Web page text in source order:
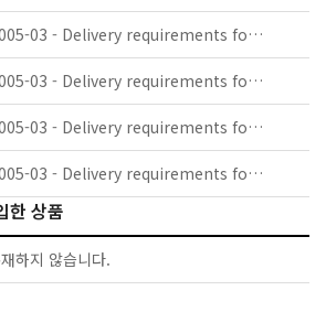
DIN EN 10163-3:2005-03 - Delivery requirements for surface condition of hot-rolled steel plates, wide flats and sections - Part 3: Sections; German version EN 10163-3:2004
DIN EN 10163-1:2005-03 - Delivery requirements for surface condition of hot-rolled steel plates, wide flats and sections - Part 1: General requirements
DIN EN 10163-2:2005-03 - Delivery requirements for surface conditions of hot-rolled steel plates, wide flats and sections - Part 2: Plate and wide flats
DIN EN 10163-2:2005-03 - Delivery requirements for surface conditions of hot-rolled steel plates, wide flats and sections - Part 2: Plate and wide flats; German version EN 10163-2:2004
한 상품
하지 않습니다.